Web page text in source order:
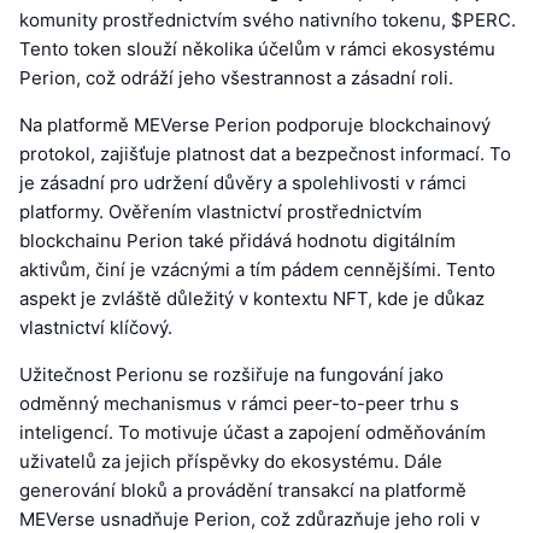
komunity prostřednictvím svého nativního tokenu, $PERC.
Tento token slouží několika účelům v rámci ekosystému
Perion, což odráží jeho všestrannost a zásadní roli.
Na platformě MEVerse Perion podporuje blockchainový
protokol, zajišťuje platnost dat a bezpečnost informací. To
je zásadní pro udržení důvěry a spolehlivosti v rámci
platformy. Ověřením vlastnictví prostřednictvím
blockchainu Perion také přidává hodnotu digitálním
aktivům, činí je vzácnými a tím pádem cennějšími. Tento
aspekt je zvláště důležitý v kontextu NFT, kde je důkaz
vlastnictví klíčový.
Užitečnost Perionu se rozšiřuje na fungování jako
odměnný mechanismus v rámci peer-to-peer trhu s
inteligencí. To motivuje účast a zapojení odměňováním
uživatelů za jejich příspěvky do ekosystému. Dále
generování bloků a provádění transakcí na platformě
MEVerse usnadňuje Perion, což zdůrazňuje jeho roli v